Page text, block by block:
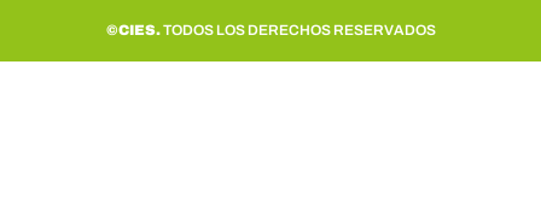
©CIES.TODOS LOS DERECHOS RESERVADOS